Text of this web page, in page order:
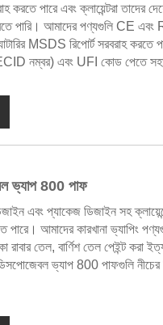
করতে পারে এবং ক্লায়েন্টরা তাদের
পারি। আমাদের পণ্যগুলি CE
MSDS রিপোর্ট সরবরাহ করতে
নম্বর) এবং UFI কোড পেতে
ভ্যাপ 800 পাফ
এবং প্যাকেজ ডিজাইন সহ
আমাদের কারখানা ভ্যাপিং
রাবার তেল, বার্ণিশ তেল পেইন্ট করা
ভ্যাপ 800 পাফগুলি